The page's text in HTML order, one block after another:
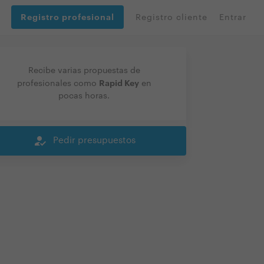
Registro profesional Registro cliente Entrar
Recibe varias propuestas de
profesionales como Rapid Keyen
pocas horas.
how_to_reg Pedir presupuestos